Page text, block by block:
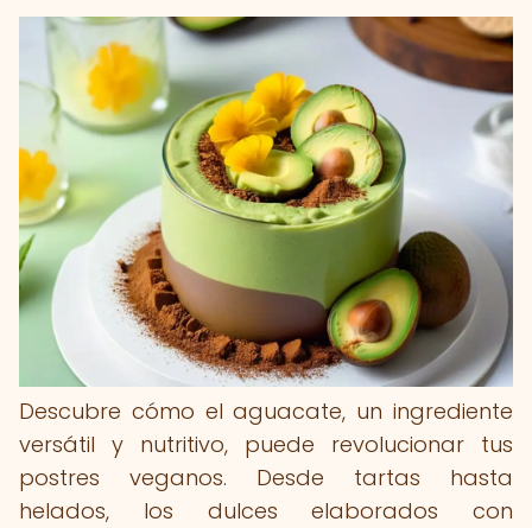
Descubre cómo el aguacate, un ingrediente
versátil y nutritivo, puede revolucionar tus
postres veganos. Desde tartas hasta
helados, los dulces elaborados con